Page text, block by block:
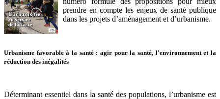
prendre en compte les enjeux de santé publique
dans les projets d’aménagement et d’urbanisme.
Urbanisme favorable à la santé : agir pour la santé, l'environnement et la
réduction des inégalités
Déterminant essentiel dans la santé des populations, l’urbanisme est